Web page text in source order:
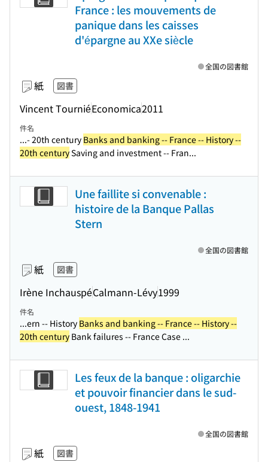
France : les mouvements de
panique dans les caisses
d'épargne au XXe siècle
紙 図書
Vincent TourniéEconomica2011
全国の図書館
件名
...- 20th century Banks and banking -- France -- History --
20th centurySaving and investment -- Fran...
Une faillite si convenable :
histoire de la Banque Pallas
Stern
紙 図書
Irène InchauspéCalmann-Lévy1999
全国の図書館
件名
...ern -- History Banks and banking -- France -- History --
20th century Bank failures -- France Case ...
Les feux de la banque : oligarchie
et pouvoir financier dans le sud-
ouest, 1848-1941
紙 図書
全国の図書館